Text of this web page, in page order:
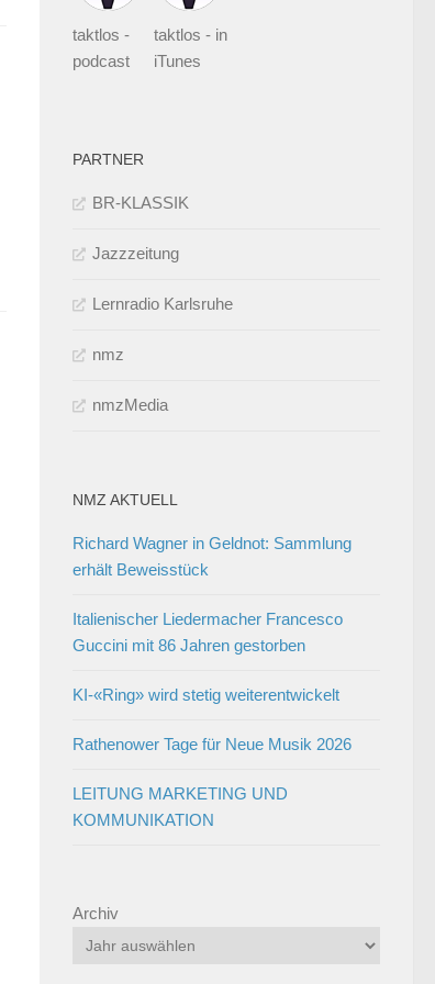
taktlos -
podcast
taktlos - in
iTunes
PARTNER
BR-KLASSIK
Jazzzeitung
Lernradio Karlsruhe
nmz
nmzMedia
NMZ AKTUELL
Richard Wagner in Geldnot: Sammlung
erhält Beweisstück
Italienischer Liedermacher Francesco
Guccini mit 86 Jahren gestorben
KI-«Ring» wird stetig weiterentwickelt
Rathenower Tage für Neue Musik 2026
LEITUNG MARKETING UND
KOMMUNIKATION
Archiv